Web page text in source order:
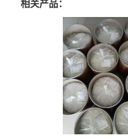
相关产品：